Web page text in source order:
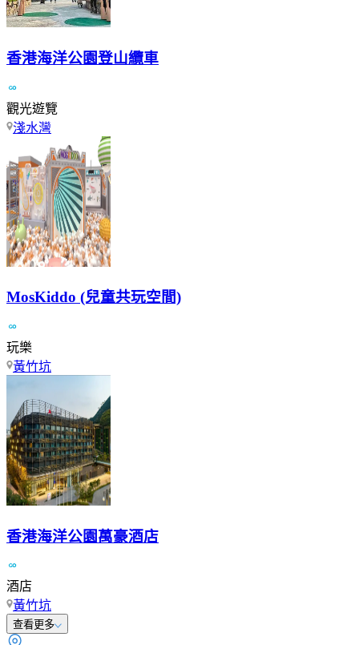
香港海洋公園登山纜車
觀光遊覽
淺水灣
MosKiddo (兒童共玩空間)
玩樂
黃竹坑
香港海洋公園萬豪酒店
酒店
黃竹坑
查看更多